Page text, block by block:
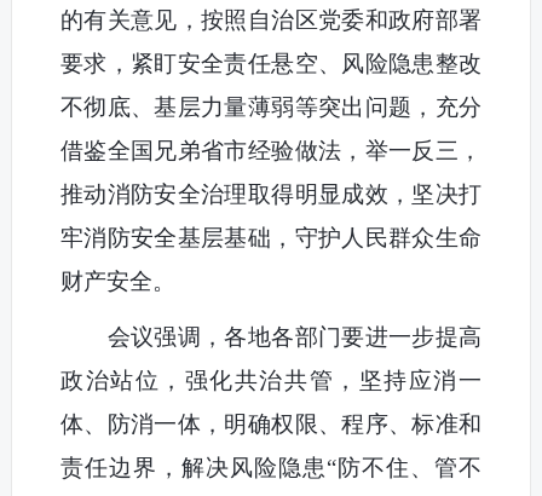
的有关意见，按照自治区党委和政府部署
要求，紧盯安全责任悬空、风险隐患整改
不彻底、基层力量薄弱等突出问题，充分
借鉴全国兄弟省市经验做法，举一反三，
推动消防安全治理取得明显成效，坚决打
牢消防安全基层基础，守护人民群众生命
财产安全。
会议强调，各地各部门要进一步提高
政治站位，强化共治共管，坚持应消一
体、防消一体，明确权限、程序、标准和
责任边界，解决风险隐患“防不住、管不